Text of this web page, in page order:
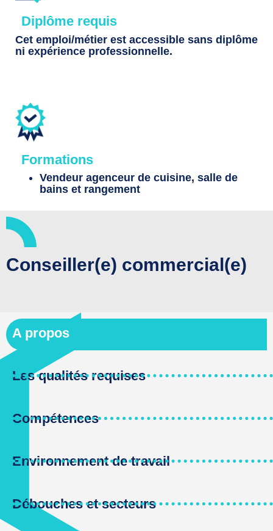
Diplôme requis
Cet emploi/métier est accessible sans diplôme
ni expérience professionnelle.
Formations
Vendeur agenceur de cuisine, salle de
bains et rangement
Conseiller(e) commercial(e)
A propos
Les qualités requises
Compétences
Environnement de travail
Débouches et secteurs